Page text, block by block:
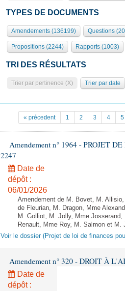
TYPES DE DOCUMENTS
Amendements (136199) Questions
Propositions (2244) Rapports (1003)
TRI DES RÉSULTATS
Trier par pertinence (X) Trier par date
« précedent 1 2 3 4 5
Amendement n° 1964 - PROJET
2247
Date de
dépôt :
06/01/2026
Amendement de M. Bovet, M.
de Fleurian, M. Dragon, Mme
M. Golliot, M. Jolly, Mme
Renault, Mme Roy, M. Salmon et M.
Voir le dossier (Projet de loi de finances
Amendement n° 320 - DROIT À
Date de
dépôt :